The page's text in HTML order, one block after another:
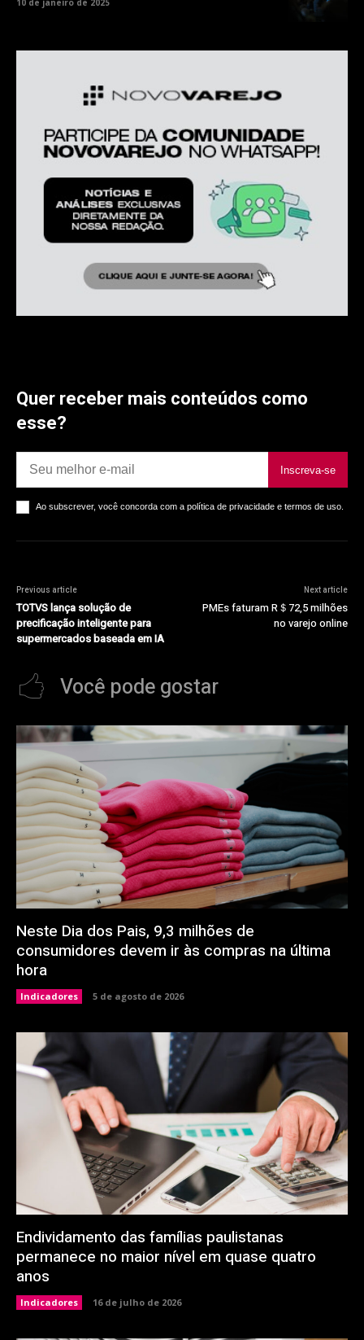
10 de janeiro de 2025
Quer receber mais conteúdos como
esse?
Inscreva-se
Ao subscrever, você concorda com a política de privacidade e termos de uso.
Previous article
TOTVS lança solução de
precificação inteligente para
supermercados baseada em IA
Next article
PMEs faturam R＄72,5 milhões
no varejo online
Você pode gostar
Neste Dia dos Pais, 9,3 milhões de
consumidores devem ir às compras na última
hora
Indicadores 5 de agosto de 2026
Endividamento das famílias paulistanas
permanece no maior nível em quase quatro
anos
Indicadores 16 de julho de 2026